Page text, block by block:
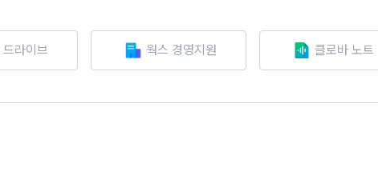
드라이브 웍스 경영지원 클로바 노트